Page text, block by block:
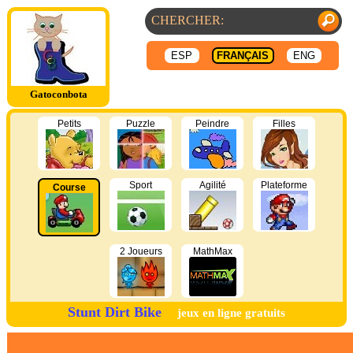
Gatoconbota
ESP FRANÇAIS ENG
Petits Puzzle Peindre Filles
Course Sport Agilité Plateforme
2 Joueurs MathMax
Stunt Dirt Bike jeux en ligne gratuits